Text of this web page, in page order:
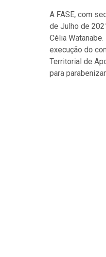
A FASE, com
de Julho de
Célia
execução do
Territorial de
para